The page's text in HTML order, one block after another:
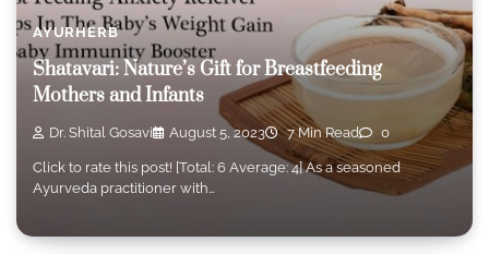
AYURHERB
Shatavari: Nature’s Gift for Breastfeeding
Mothers and Infants
Dr. Shital Gosavi August 5, 2023 7 Min Read 0
Click to rate this post! [Total: 6 Average: 4] As a seasoned
Ayurveda practitioner with…